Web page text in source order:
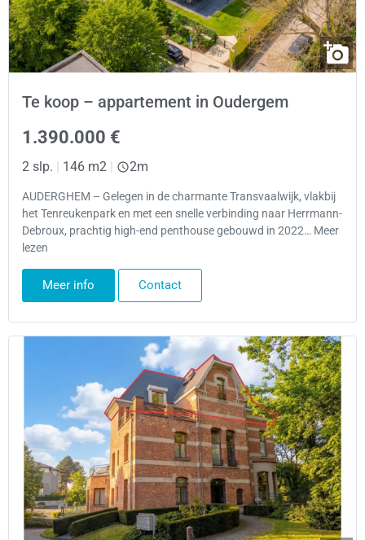
Te koop – appartement in Oudergem
1.390.000 €
2 slp. | 146 m2 | 2m
AUDERGHEM – Gelegen in de charmante Transvaalwijk, vlakbij
het Tenreukenpark en met een snelle verbinding naar Herrmann-
Debroux, prachtig high-end penthouse gebouwd in 2022… Meer
lezen
Meer info Contact